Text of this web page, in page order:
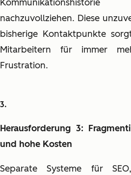
nachzuvollziehen. Diese
bisherige Kontaktpunkte
Mitarbeitern für immer
Frustration.
Herausforderung 3:
und hohe Kosten
Separate Systeme für